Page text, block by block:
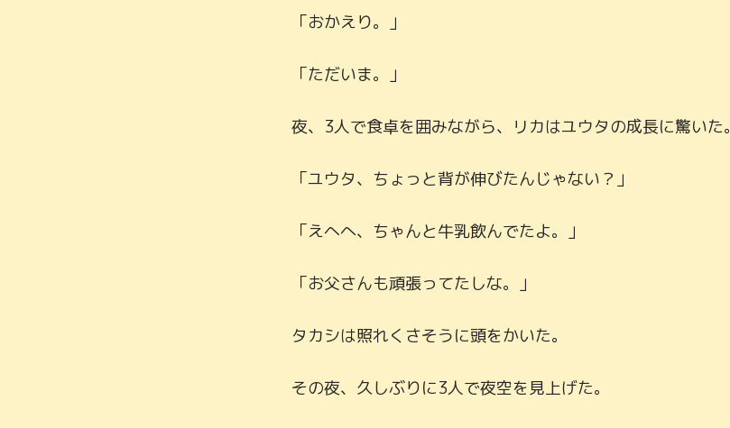
「おかえり。」
「ただいま。」
夜、3人で食卓を囲みながら、リカはユウタの成長に驚いた。
「ユウタ、ちょっと背が伸びたんじゃない？」
「えへへ、ちゃんと牛乳飲んでたよ。」
「お父さんも頑張ってたしな。」
タカシは照れくさそうに頭をかいた。
その夜、久しぶりに3人で夜空を見上げた。